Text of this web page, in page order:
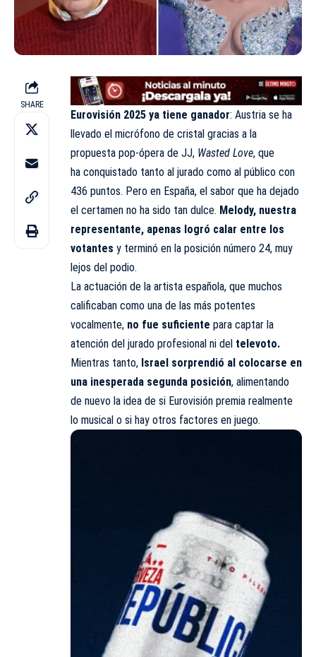
SHARE
Eurovisión 2025 ya tiene ganador: Austria se ha
llevado el micrófono de cristal gracias a la
propuesta pop-ópera de JJ, Wasted Love, que
ha conquistado tanto al jurado como al público con
436 puntos. Pero en España, el sabor que ha dejado
el certamen no ha sido tan dulce. Melody, nuestra
representante, apenas logró calar entre los
votantes y terminó en la posición número 24, muy
lejos del podio.
La actuación de la artista española, que muchos
calificaban como una de las más potentes
vocalmente, no fue suficiente para captar la
atención del jurado profesional ni del televoto.
Mientras tanto, Israel sorprendió al colocarse en
una inesperada segunda posición, alimentando
de nuevo la idea de si Eurovisión premia realmente
lo musical o si hay otros factores en juego.